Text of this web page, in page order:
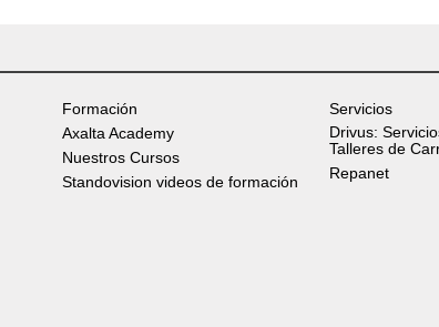
Formación
Axalta Academy
Nuestros Cursos
Standovision videos de formación
Servicios
Drivus:
Talleres de
Repanet